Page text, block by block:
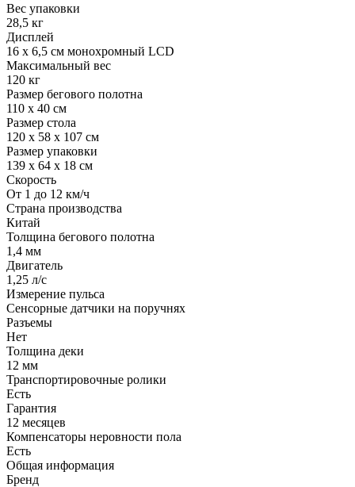
Вес упаковки
28,5 кг
Дисплей
16 x 6,5 см монохромный LCD
Максимальный вес
120 кг
Размер бегового полотна
110 х 40 см
Размер стола
120 х 58 х 107 см
Размер упаковки
139 x 64 x 18 см
Скорость
От 1 до 12 км/ч
Страна производства
Китай
Толщина бегового полотна
1,4 мм
Двигатель
1,25 л/с
Измерение пульса
Сенсорные датчики на поручнях
Разъемы
Нет
Толщина деки
12 мм
Транспортировочные ролики
Есть
Гарантия
12 месяцев
Компенсаторы неровности пола
Есть
Общая информация
Бренд